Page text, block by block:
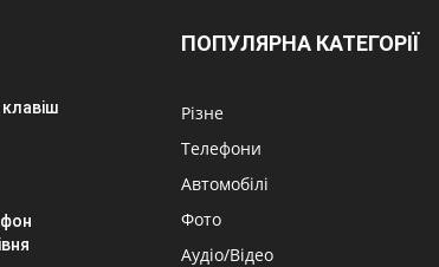
клавіш
ПОПУЛЯРНА КАТЕГОРІЇ
Різне
Телефони
Автомобілі
Фото
Аудіо/Відео